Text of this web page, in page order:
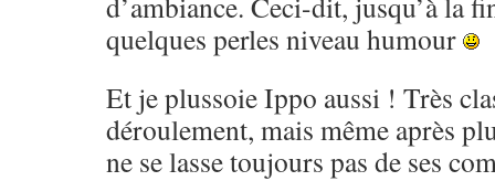
quelques perles niveau humour
Et je plussoie Ippo aussi ! Très
déroulement, mais même après
ne se lasse toujours pas de ses